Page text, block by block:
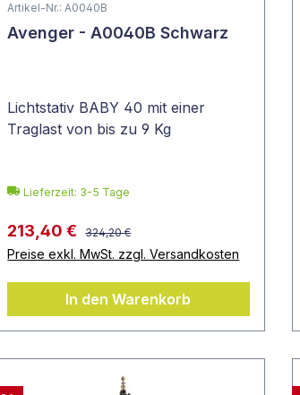
Artikel-Nr.: A0040B
Avenger - A0040B Schwarz
Lichtstativ BABY 40 mit einer
Traglast von bis zu 9 Kg
Lieferzeit: 3-5 Tage
213,40 € 324,20 €
Preise exkl. MwSt. zzgl. Versandkosten
In den Warenkorb